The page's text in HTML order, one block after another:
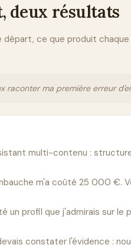
deux résultats
départ, ce que produit
raconter ma première erreur
multi-contenu :
m'a coûté 25 000 €.
un profil que j'admirais sur
constater l'évidence :